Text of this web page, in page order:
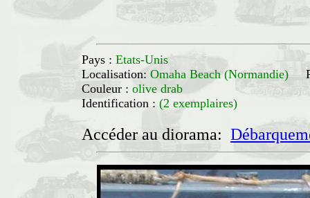
Pays : Etats-Unis
Localisation: Omaha Beach (Normandie)
Couleur : olive drab
Identification : (2 exemplaires)
Accéder au diorama: